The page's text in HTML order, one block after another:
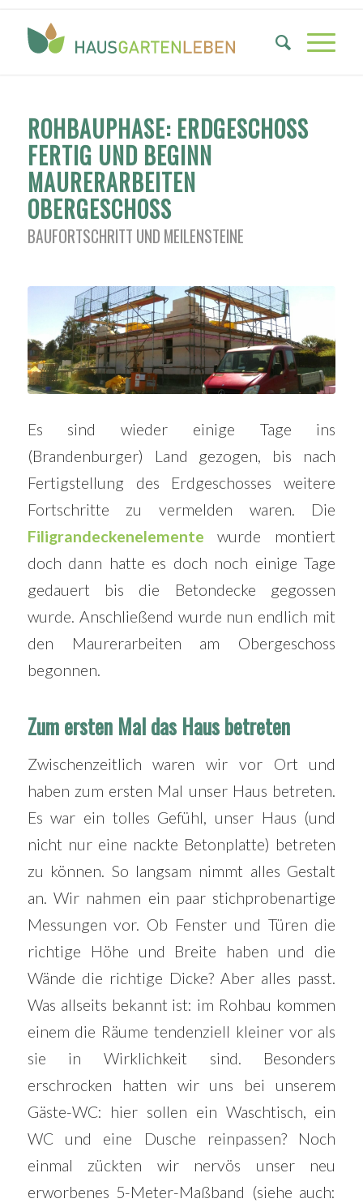
ROHBAUPHASE: ERDGESCHOSS
FERTIG UND BEGINN
MAURERARBEITEN
OBERGESCHOSS
BAUFORTSCHRITT UND MEILENSTEINE
Es sind wieder einige Tage ins
(Brandenburger) Land gezogen, bis nach
Fertigstellung des Erdgeschosses weitere
Fortschritte zu vermelden waren. Die
Filigrandeckenelemente wurde montiert
doch dann hatte es doch noch einige Tage
gedauert bis die Betondecke gegossen
wurde. Anschließend wurde nun endlich mit
den Maurerarbeiten am Obergeschoss
begonnen.
Zum ersten Mal das Haus betreten
Zwischenzeitlich waren wir vor Ort und
haben zum ersten Mal unser Haus betreten.
Es war ein tolles Gefühl, unser Haus (und
nicht nur eine nackte Betonplatte) betreten
zu können. So langsam nimmt alles Gestalt
an. Wir nahmen ein paar stichprobenartige
Messungen vor. Ob Fenster und Türen die
richtige Höhe und Breite haben und die
Wände die richtige Dicke? Aber alles passt.
Was allseits bekannt ist: im Rohbau kommen
einem die Räume tendenziell kleiner vor als
sie in Wirklichkeit sind. Besonders
erschrocken hatten wir uns bei unserem
Gäste-WC: hier sollen ein Waschtisch, ein
WC und eine Dusche reinpassen? Noch
einmal zückten wir nervös unser neu
erworbenes 5-Meter-Maßband (siehe auch: